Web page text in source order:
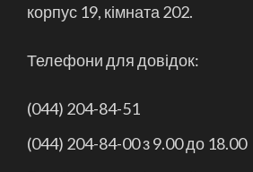
корпус 19, кімната 202.
Телефони для довідок:
(044) 204-84-51
(044) 204-84-00 з 9.00 до 18.00